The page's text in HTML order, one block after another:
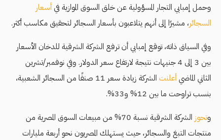
وحمل إمبابي التجار المسؤولية عن خلق السوق الموازية فيأسعار
السجائر، مشيرًا إلى أنهم يتلاعبون بأسعار السجائر لتحقيق مكاسب أكثر.
وفي السياق ذاته، توقع إمبابي أن ترفع الشركة الشرقية للدخان الأسعار
بين 3 إلى 4 جنيهات نتيجة لارتفاع سعر الدولار. وفي نوفمبر/تشرين
الثاني الماضيأعلنت
الشركة زيادة سعر 11 صنفًا من السجائر الشعبية،
بنسب تراوحت ما بين 12% و33%.
وتحوز
الشركة الشرقية نسبة 70% من مبيعات السوق المصرية من
منتجات التبغ والسجائر، حيث يستهلك المصريون نحو أربعة مليارات